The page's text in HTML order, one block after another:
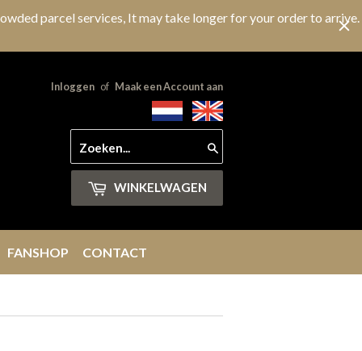
parcel services, It may take longer for your order to arrive.
Inloggen of Maak een Account aan
Zoeken
WINKELWAGEN
FANSHOP CONTACT